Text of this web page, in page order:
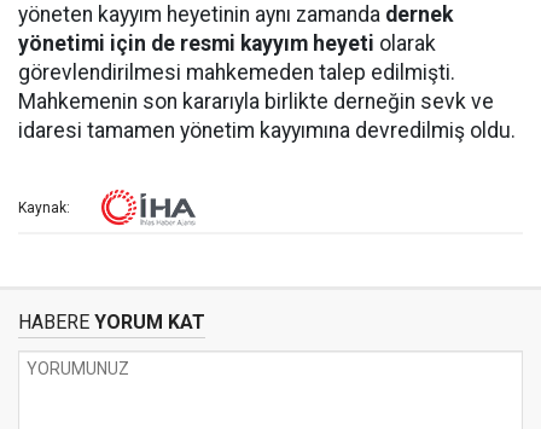
yöneten kayyım heyetinin aynı zamanda dernek
yönetimi için de resmi kayyım heyeti olarak
görevlendirilmesi mahkemeden talep edilmişti.
Mahkemenin son kararıyla birlikte derneğin sevk ve
idaresi tamamen yönetim kayyımına devredilmiş oldu.
Kaynak:
HABERE YORUM KAT